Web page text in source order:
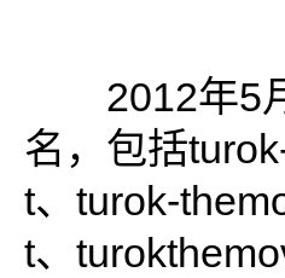
2012年5月
名，包括
t、turok-
t、